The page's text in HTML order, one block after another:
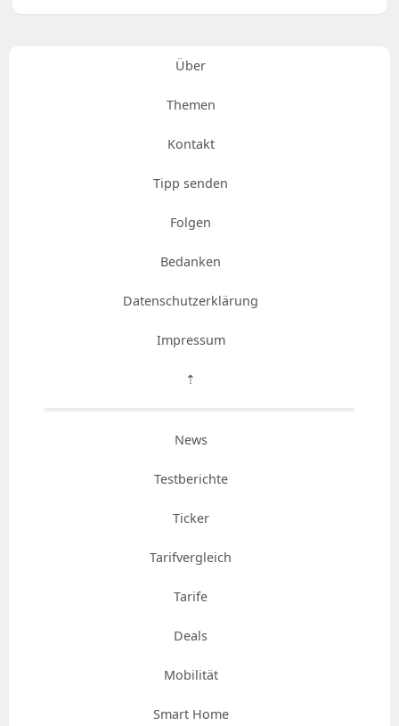
Über
Themen
Kontakt
Tipp senden
Folgen
Bedanken
Datenschutzerklärung
Impressum
⇡
News
Testberichte
Ticker
Tarifvergleich
Tarife
Deals
Mobilität
Smart Home